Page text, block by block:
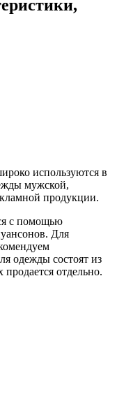
используются в
мужской,
продукции.
с помощью
Для
одежды состоят из
отдельно.